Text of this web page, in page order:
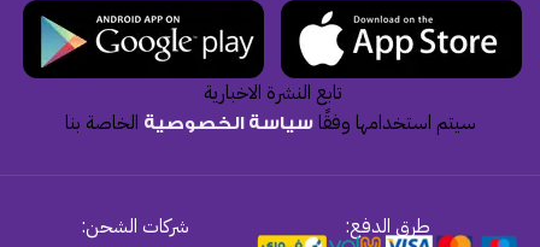
تابع النشرة الاخبارية
سيتم استخدامها وفقًاسياسة الخصوصية الخاصة بنا
طرق الدفع: شركات الشحن: